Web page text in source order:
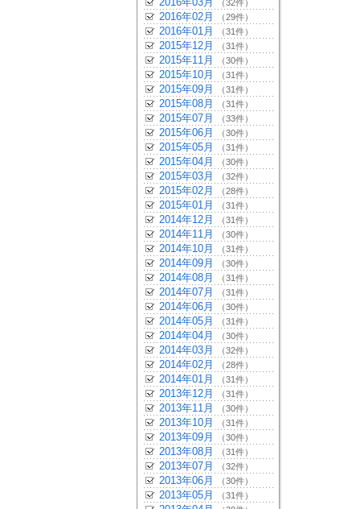
（32件）
2016年02月 （29件）
2016年01月 （31件）
2015年12月 （31件）
2015年11月 （30件）
2015年10月 （31件）
2015年09月 （31件）
2015年08月 （31件）
2015年07月 （33件）
2015年06月 （30件）
2015年05月 （31件）
2015年04月 （30件）
2015年03月 （32件）
2015年02月 （28件）
2015年01月 （31件）
2014年12月 （31件）
2014年11月 （30件）
2014年10月 （31件）
2014年09月 （30件）
2014年08月 （31件）
2014年07月 （31件）
2014年06月 （30件）
2014年05月 （31件）
2014年04月 （30件）
2014年03月 （32件）
2014年02月 （28件）
2014年01月 （31件）
2013年12月 （31件）
2013年11月 （30件）
2013年10月 （31件）
2013年09月 （30件）
2013年08月 （31件）
2013年07月 （32件）
2013年06月 （30件）
2013年05月 （31件）